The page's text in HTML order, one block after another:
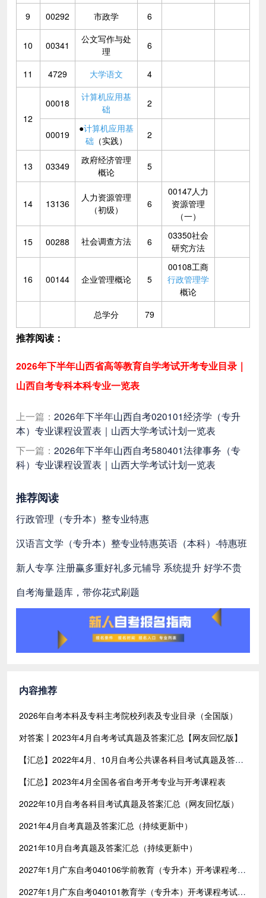
9 00292 市政学 6
10 00341
公文写作与处
理
6
11 4729 大学语文 4
12
00018
计算机应用基
础
2
00019
●计算机应用基
础 （实践） 2
13 03349
政府经济管理
概论
5
14 13136
人力资源管理
（初级）
6
00147人力
资源管理
（一）
15 00288 社会调查方法 6
03350社会
研究方法
16 00144 企业管理概论 5
00108工商
行政管理学
概论
总学分
79
推荐阅读：
2026年下半年山西省高等教育自学考试开考专业目录｜
山西自考专科本科专业一览表
上一篇： 2026年下半年山西自考020101经济学（专升
本）专业课程设置表｜山西大学考试计划一览表
下一篇： 2026年下半年山西自考580401法律事务（专
科）专业课程设置表｜山西大学考试计划一览表
推荐阅读
行政管理（专升本）整专业特惠
汉语言文学（专升本）整专业特惠英语（本科）-特惠班
新人专享 注册赢多重好礼多元辅导 系统提升 好学不贵
自考海量题库，带你花式刷题
内容推荐
2026年自考本科及专科主考院校列表及专业目录（全国版）
对答案丨2023年4月自考考试真题及答案汇总【网友回忆版】
【汇总】2022年4月、10月自考公共课各科目考试真题及答案汇总（共含24科目）
【汇总】2023年4月全国各省自考开考专业与开考课程表
2022年10月自考各科目考试真题及答案汇总（网友回忆版）
2021年4月自考真题及答案汇总（持续更新中）
2021年10月自考真题及答案汇总（持续更新中）
2027年1月广东自考040106学前教育（专升本）开考课程考试时间安排表
2027年1月广东自考040101教育学（专升本）开考课程考试时间安排表